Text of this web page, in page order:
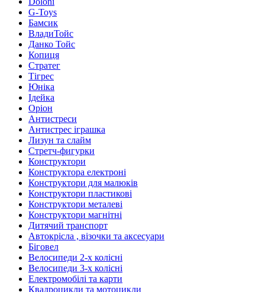
G-Toys
Бамсик
ВладиТойс
Данко Тойс
Копиця
Стратег
Тігрес
Юніка
Ідейка
Оріон
Антистреси
Антистрес іграшка
Лизун та слайм
Стретч-фигурки
Конструктори
Конструктора електроні
Конструктори для малюків
Конструктори пластикові
Конструктори металеві
Конструктори магнітні
Дитячий транспорт
Автокрісла , візочки та аксесуари
Біговел
Велосипеди 2-х колісні
Велосипеди 3-х колісні
Електромобілі та карти
Квадроцикли та мотоцикли